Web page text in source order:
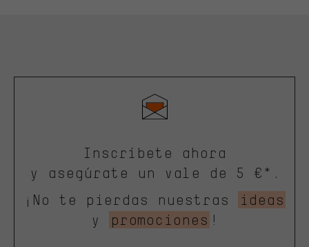
Inscríbete ahora
y asegúrate un vale de 5 €*.
¡No te pierdas nuestras
ideas
y
promociones !